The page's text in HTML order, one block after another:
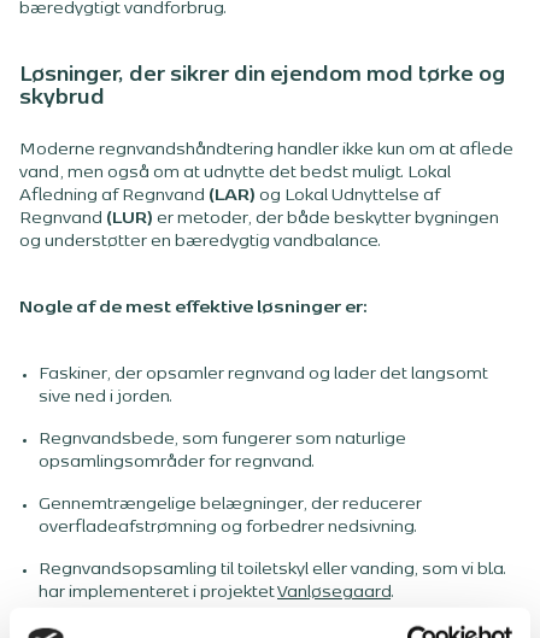
bæredygtigt vandforbrug.
Løsninger, der sikrer din ejendom mod tørke og
skybrud
Moderne regnvandshåndtering handler ikke kun om at aflede
vand, men også om at udnytte det bedst muligt. Lokal
Afledning af Regnvand (LAR) og Lokal Udnyttelse af
Regnvand (LUR) er metoder, der både beskytter bygningen
og understøtter en bæredygtig vandbalance.
Nogle af de mest effektive løsninger er:
Faskiner, der opsamler regnvand og lader det langsomt
sive ned i jorden.
Regnvandsbede, som fungerer som naturlige
opsamlingsområder for regnvand.
Gennemtrængelige belægninger, der reducerer
overfladeafstrømning og forbedrer nedsivning.
Regnvandsopsamling til toiletskyl eller vanding, som vi bl.a.
har implementeret i projektetVanløsegaard.